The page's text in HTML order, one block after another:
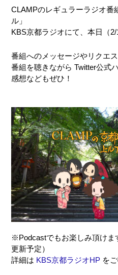
CLAMPのレギュラーラジオ番
ル」
KBS京都ラジオにて、本日（2/
番組へのメッセージやリクエ
番組を聴きながら Twitter公式
感想などもぜひ！
※Podcastでもお楽しみ頂けま
更新予定）
詳細は KBS京都ラジオHP を